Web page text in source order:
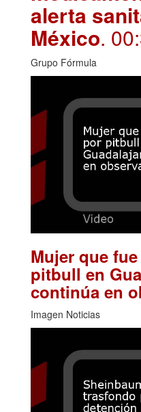
alerta
México.
Grupo Fórmula
Mujer que
pitbull en
continúa en
Imagen Noticias